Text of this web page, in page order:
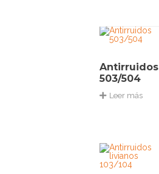
Antirruidos
503/504
Leer más